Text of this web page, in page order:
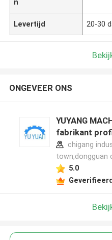
n
Levertijd 20-30
ONGEVEER ONS
YUYANG
fabrikant
chigang
town,dongguan
5.0